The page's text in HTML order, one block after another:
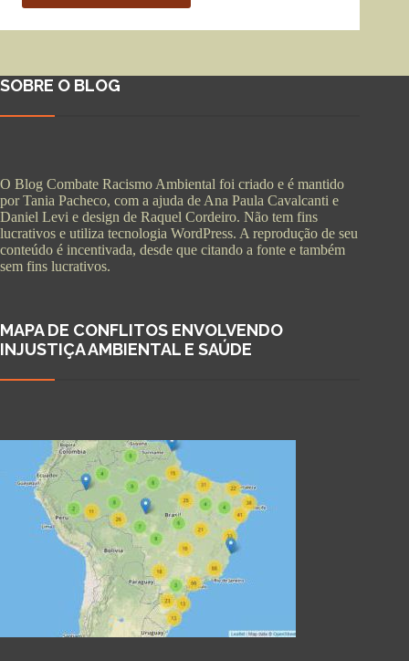
SOBRE O BLOG
O Blog Combate Racismo Ambiental foi criado e é mantido
por Tania Pacheco, com a ajuda de Ana Paula Cavalcanti e
Daniel Levi e design de Raquel Cordeiro. Não tem fins
lucrativos e utiliza tecnologia WordPress. A reprodução de seu
conteúdo é incentivada, desde que citando a fonte e também
sem fins lucrativos.
MAPA DE CONFLITOS ENVOLVENDO
INJUSTIÇA AMBIENTAL E SAÚDE